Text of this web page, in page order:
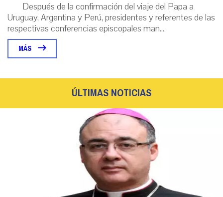
Después de la confirmación del viaje del Papa a
Uruguay, Argentina y Perú, presidentes y referentes de las
respectivas conferencias episcopales man...
MÁS
ÚLTIMAS NOTICIAS